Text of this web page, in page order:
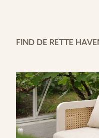
FIND DE RETTE